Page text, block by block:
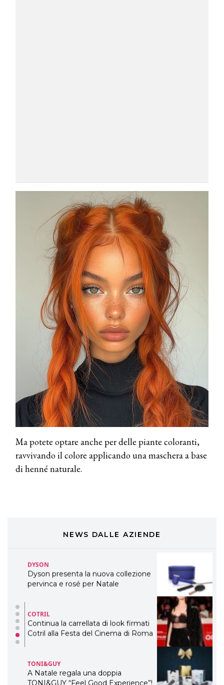
Ma potete optare anche per delle piante coloranti,
ravvivando il colore applicando una maschera a base
di henné naturale.
NEWS DALLE AZIENDE
DYSON
Dyson presenta la nuova collezione
pervinca e rosé per Natale
COTRIL
Continua la carrellata di look firmati
Cotril alla Festa del Cinema di Roma
TONI&GUY
A Natale regala una doppia
TONI&GUY “Feel Good Experience”!
TONI&GUY
LABEL.M lancia la sua innovativa ed
eco-sostenibile linea di prodotti
professionali
DAVINES
Davines presenta cofanetti beauty
ogni capello
COSMOPROF WORLDWIDE BOLOGNA
Cosmprof Worldwide Bologna
pervinca e rosé per Natale
COTRIL
Continua la carrellata di look firmati
Cotril alla Festa del Cinema di Roma
TONI&GUY
A Natale regala una doppia
TONI&GUY “Feel Good Experience”!
TONI&GUY
LABEL.M lancia la sua innovativa ed
eco-sostenibile linea di prodotti